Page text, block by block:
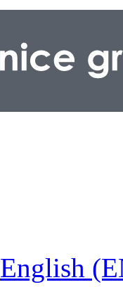
English